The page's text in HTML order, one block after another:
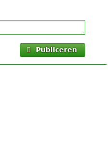
Publiceren